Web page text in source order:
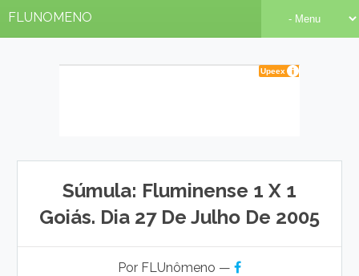
FLUNOMENO
Súmula: Fluminense 1 X 1
Goiás. Dia 27 De Julho De 2005
Por FLUnômeno —